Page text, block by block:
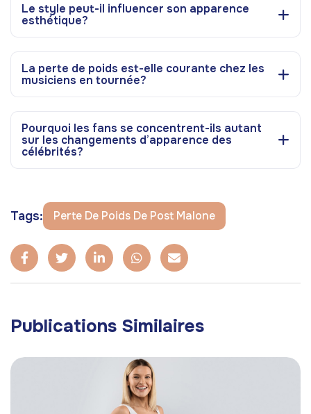
Le style peut-il influencer son apparence
esthétique?
La perte de poids est-elle courante chez les
musiciens en tournée?
Pourquoi les fans se concentrent-ils autant
sur les changements d’apparence des
célébrités?
Tags: Perte De Poids De Post Malone
Publications Similaires